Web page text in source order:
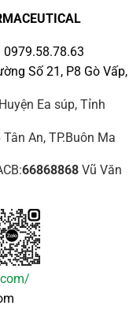
trang
phẩm
0979.58.78.63
Số 21, P8 Gò Vấp,
Ea súp, Tỉnh
An, TP.Buôn Ma
66868868Vũ Văn